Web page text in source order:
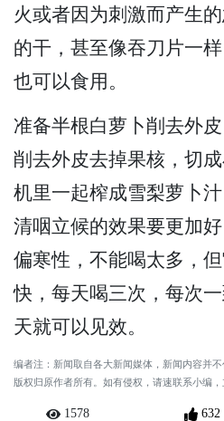
火或者因为刺激而产生
的干，甚至像吞刀片一
也可以食用。
准备半根白萝卜削去外
削去外皮去掉果核，切
机里一起榨成雪梨萝卜
清咽立候的效果要更加
偏寒性，不能喝太多，
快，每天喝三次，每次
天就可以见效。
编者注：新闻取自各大新闻媒体，新闻内容并
版权归原作者所有。如有侵权，请速联系小编，
1578 632